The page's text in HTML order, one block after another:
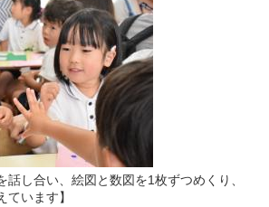
話し合い、絵図と数図を1枚ずつめくり、
ています】